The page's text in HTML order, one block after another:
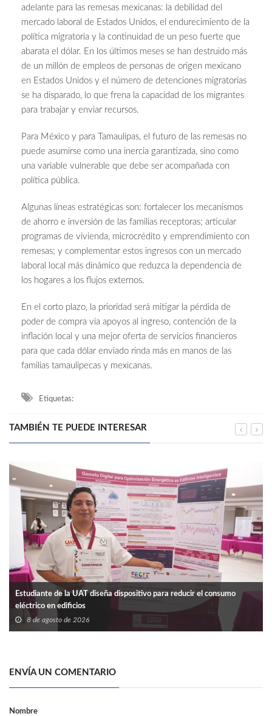
adelante para las remesas mexicanas: la debilidad del
mercado laboral de Estados Unidos, el endurecimiento de la
política migratoria y la continuidad de un peso fuerte que
abarata el dólar. En los últimos meses se han destruido más
de un millón de empleos de personas de origen mexicano
en Estados Unidos y el número de detenciones migratorias
se ha disparado, lo que frena la capacidad de los migrantes
para trabajar y enviar recursos.
Para México y para Tamaulipas, el futuro de las remesas no
puede asumirse como una inercia garantizada, sino como
una variable vulnerable que debe ser acompañada con
política pública.
Algunas líneas estratégicas son: fortalecer los mecanismos
de ahorro e inversión de las familias receptoras; articular
programas de vivienda, microcrédito y emprendimiento con
remesas; y complementar estos ingresos con un mercado
laboral local más dinámico que reduzca la dependencia de
los hogares a los flujos externos.
En el corto plazo, la prioridad será mitigar la pérdida de
poder de compra vía apoyos al ingreso, contención de la
inflación local y una mejor oferta de servicios financieros
para que cada dólar enviado rinda más en manos de las
familias tamaulipecas y mexicanas.
Etiquetas:
TAMBIÉN TE PUEDE INTERESAR
Estudiante de la UAT diseña dispositivo para reducir el consumo
eléctrico en edificios
8 de agosto de 2026
ENVÍA UN COMENTARIO
Nombre